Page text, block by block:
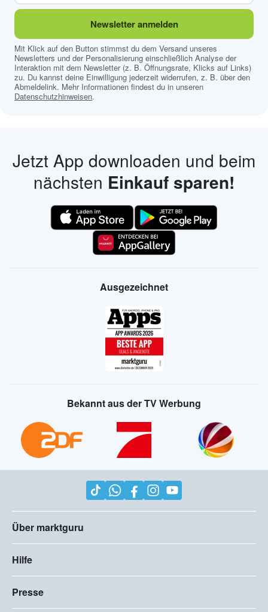
Newsletter anmelden
Mit Klick auf den Button stimmst du dem Versand unseres
Newsletters und der Personalisierung einschließlich Analyse der
Interaktion mit dem Newsletter (z. B. Öffnungsrate, Klicks auf Links)
zu. Du kannst deine Einwilligung jederzeit widerrufen, z. B. über den
Abmeldelink. Mehr Informationen findest du in unseren
Datenschutzhinweisen.
Jetzt App downloaden und beim
nächsten Einkauf sparen!
Ausgezeichnet
Bekannt aus der TV Werbung
Über marktguru
Hilfe
Presse